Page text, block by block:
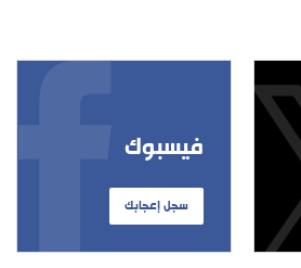
فيسبوك
سجل إعجابك